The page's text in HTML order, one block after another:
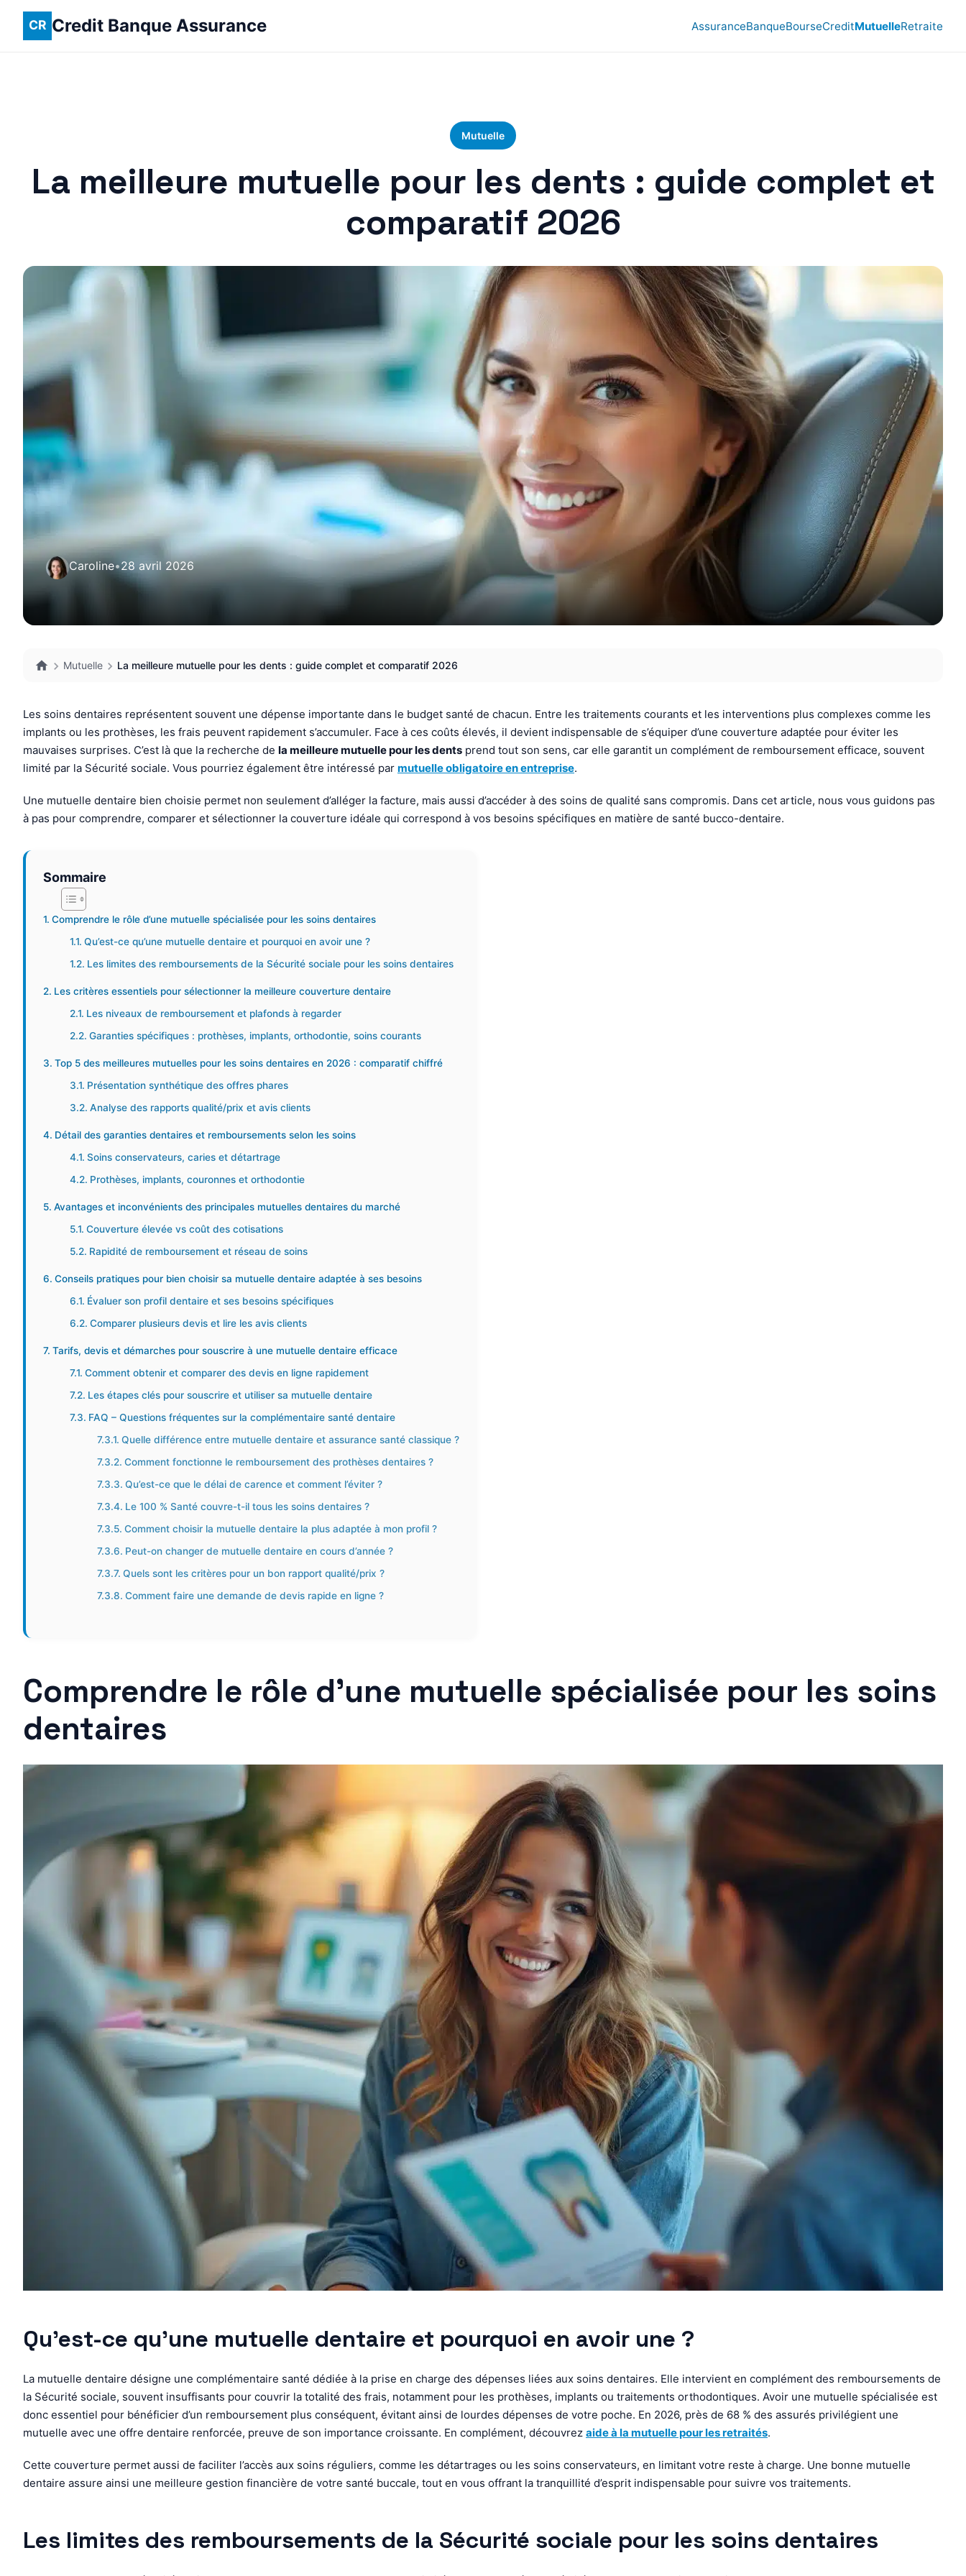
Credit Banque Assurance AssuranceBanqueBourseCreditMutuelleRetraite
Mutuelle
La meilleure mutuelle pour les dents : guide complet et
comparatif 2026
Caroline•28 avril 2026
Mutuelle La meilleure mutuelle pour les dents : guide complet et comparatif 2026
Les soins dentaires représentent souvent une dépense importante dans le budget santé de chacun. Entre les traitements courants et les interventions plus complexes comme les
implants ou les prothèses, les frais peuvent rapidement s’accumuler. Face à ces coûts élevés, il devient indispensable de s’équiper d’une couverture adaptée pour éviter les
mauvaises surprises. C’est là que la recherche de la meilleure mutuelle pour les dents prend tout son sens, car elle garantit un complément de remboursement efficace, souvent
limité par la Sécurité sociale. Vous pourriez également être intéressé par mutuelle obligatoire en entreprise.
Une mutuelle dentaire bien choisie permet non seulement d’alléger la facture, mais aussi d’accéder à des soins de qualité sans compromis. Dans cet article, nous vous guidons pas
à pas pour comprendre, comparer et sélectionner la couverture idéale qui correspond à vos besoins spécifiques en matière de santé bucco-dentaire.
Sommaire
Comprendre le rôle d’une mutuelle spécialisée pour les soins dentaires
Qu’est-ce qu’une mutuelle dentaire et pourquoi en avoir une ?
Les limites des remboursements de la Sécurité sociale pour les soins dentaires
Les critères essentiels pour sélectionner la meilleure couverture dentaire
Les niveaux de remboursement et plafonds à regarder
Garanties spécifiques : prothèses, implants, orthodontie, soins courants
Top 5 des meilleures mutuelles pour les soins dentaires en 2026 : comparatif chiffré
Présentation synthétique des offres phares
Analyse des rapports qualité/prix et avis clients
Détail des garanties dentaires et remboursements selon les soins
Soins conservateurs, caries et détartrage
Prothèses, implants, couronnes et orthodontie
Avantages et inconvénients des principales mutuelles dentaires du marché
Couverture élevée vs coût des cotisations
Rapidité de remboursement et réseau de soins
Conseils pratiques pour bien choisir sa mutuelle dentaire adaptée à ses besoins
Évaluer son profil dentaire et ses besoins spécifiques
Comparer plusieurs devis et lire les avis clients
Tarifs, devis et démarches pour souscrire à une mutuelle dentaire efficace
Comment obtenir et comparer des devis en ligne rapidement
Les étapes clés pour souscrire et utiliser sa mutuelle dentaire
FAQ – Questions fréquentes sur la complémentaire santé dentaire
Quelle différence entre mutuelle dentaire et assurance santé classique ?
Comment fonctionne le remboursement des prothèses dentaires ?
Qu’est-ce que le délai de carence et comment l’éviter ?
Le 100 % Santé couvre-t-il tous les soins dentaires ?
Comment choisir la mutuelle dentaire la plus adaptée à mon profil ?
Peut-on changer de mutuelle dentaire en cours d’année ?
Quels sont les critères pour un bon rapport qualité/prix ?
Comment faire une demande de devis rapide en ligne ?
Comprendre le rôle d’une mutuelle spécialisée pour les soins
dentaires
Qu’est-ce qu’une mutuelle dentaire et pourquoi en avoir une ?
La mutuelle dentaire désigne une complémentaire santé dédiée à la prise en charge des dépenses liées aux soins dentaires. Elle intervient en complément des remboursements de
la Sécurité sociale, souvent insuffisants pour couvrir la totalité des frais, notamment pour les prothèses, implants ou traitements orthodontiques. Avoir une mutuelle spécialisée est
donc essentiel pour bénéficier d’un remboursement plus conséquent, évitant ainsi de lourdes dépenses de votre poche. En 2026, près de 68 % des assurés privilégient une
mutuelle avec une offre dentaire renforcée, preuve de son importance croissante. En complément, découvrez aide à la mutuelle pour les retraités.
Cette couverture permet aussi de faciliter l’accès aux soins réguliers, comme les détartrages ou les soins conservateurs, en limitant votre reste à charge. Une bonne mutuelle
dentaire assure ainsi une meilleure gestion financière de votre santé buccale, tout en vous offrant la tranquillité d’esprit indispensable pour suivre vos traitements.
Les limites des remboursements de la Sécurité sociale pour les soins dentaires